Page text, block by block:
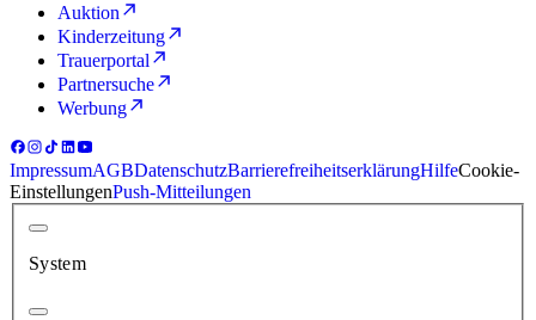
Auktion
Kinderzeitung
Trauerportal
Partnersuche
Werbung
ImpressumAGBDatenschutzBarrierefreiheitserklärungHilfeCookie-
EinstellungenPush-Mitteilungen
System